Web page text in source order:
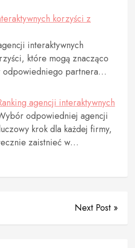
korzyści z
interaktywnych
które mogą znacząco
odpowiedniego partnera…
agencji interaktywnych
odpowiedniej agencji
krok dla każdej firmy,
zaistnieć w…
Next Post »